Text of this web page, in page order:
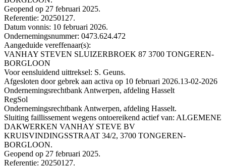
Geopend op 27 februari 2025.
Referentie: 20250127.
Datum vonnis: 10 februari 2026.
Ondernemingsnummer: 0473.624.472
Aangeduide vereffenaar(s):
VANHAY STEVEN SLUIZERBROEK 87 3700 TONGEREN-
BORGLOON
Voor eensluidend uittreksel: S. Geuns.
Afgesloten door gebrek aan activa op 10 februari 2026.13-02-2026
Ondernemingsrechtbank Antwerpen, afdeling Hasselt
RegSol
Ondernemingsrechtbank Antwerpen, afdeling Hasselt.
Sluiting faillissement wegens ontoereikend actief van: ALGEMENE
DAKWERKEN VANHAY STEVE BV
KRUISVINDINGSSTRAAT 34/2, 3700 TONGEREN-
BORGLOON.
Geopend op 27 februari 2025.
Referentie: 20250127.